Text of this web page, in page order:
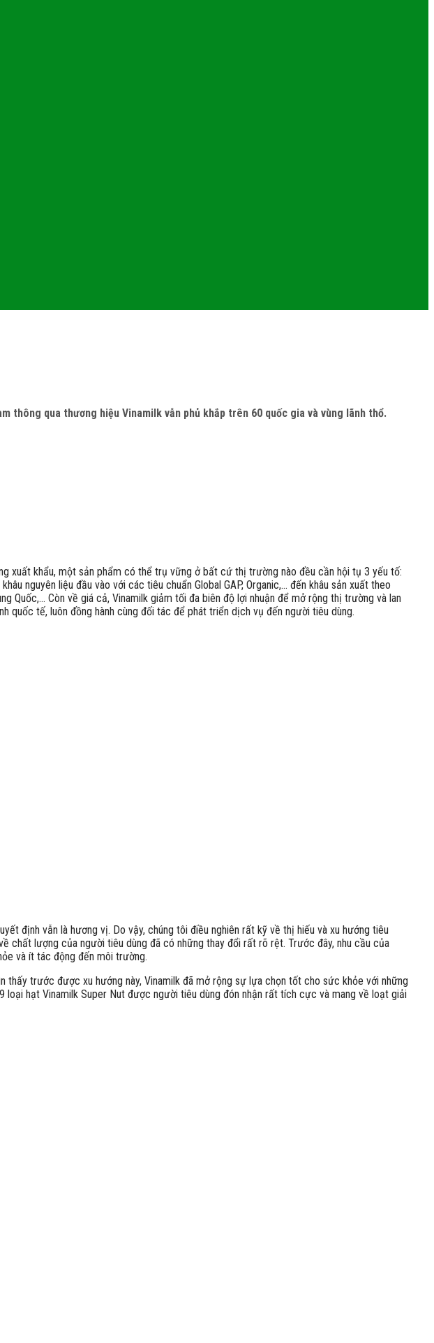
thông qua thương hiệu Vinamilk vẫn phủ khắp trên 60 quốc gia và vùng lãnh thổ.
xuất khẩu, một sản phẩm có thể trụ vững ở bất cứ thị trường nào đều cần hội tụ 3 yếu tố:
nguyên liệu đầu vào với các tiêu chuẩn Global GAP, Organic,… đến khâu sản xuất theo
Quốc,… Còn về giá cả, Vinamilk giảm tối đa biên độ lợi nhuận để mở rộng thị trường và lan
quốc tế, luôn đồng hành cùng đối tác để phát triển dịch vụ đến người tiêu dùng.
định vẫn là hương vị. Do vậy, chúng tôi điều nghiên rất kỹ về thị hiếu và xu hướng tiêu
chất lượng của người tiêu dùng đã có những thay đổi rất rõ rệt. Trước đây, nhu cầu của
và ít tác động đến môi trường.
thấy trước được xu hướng này, Vinamilk đã mở rộng sự lựa chọn tốt cho sức khỏe với những
hạt Vinamilk Super Nut được người tiêu dùng đón nhận rất tích cực và mang về loạt giải